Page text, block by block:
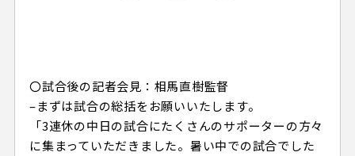
〇試合後の記者会見：相馬直樹監督
–まずは試合の総括をお願いいたします。
「3連休の中日の試合にたくさんのサポーターの方々
に集まっていただきました。暑い中での試合でした